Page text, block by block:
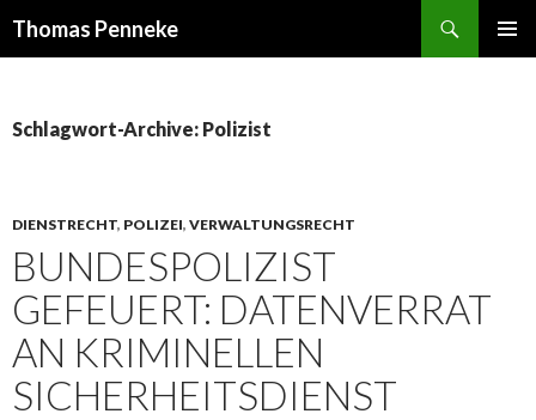
Thomas Penneke
Schlagwort-Archive: Polizist
DIENSTRECHT, POLIZEI, VERWALTUNGSRECHT
BUNDESPOLIZIST
GEFEUERT: DATENVERRAT
AN KRIMINELLEN
SICHERHEITSDIENST